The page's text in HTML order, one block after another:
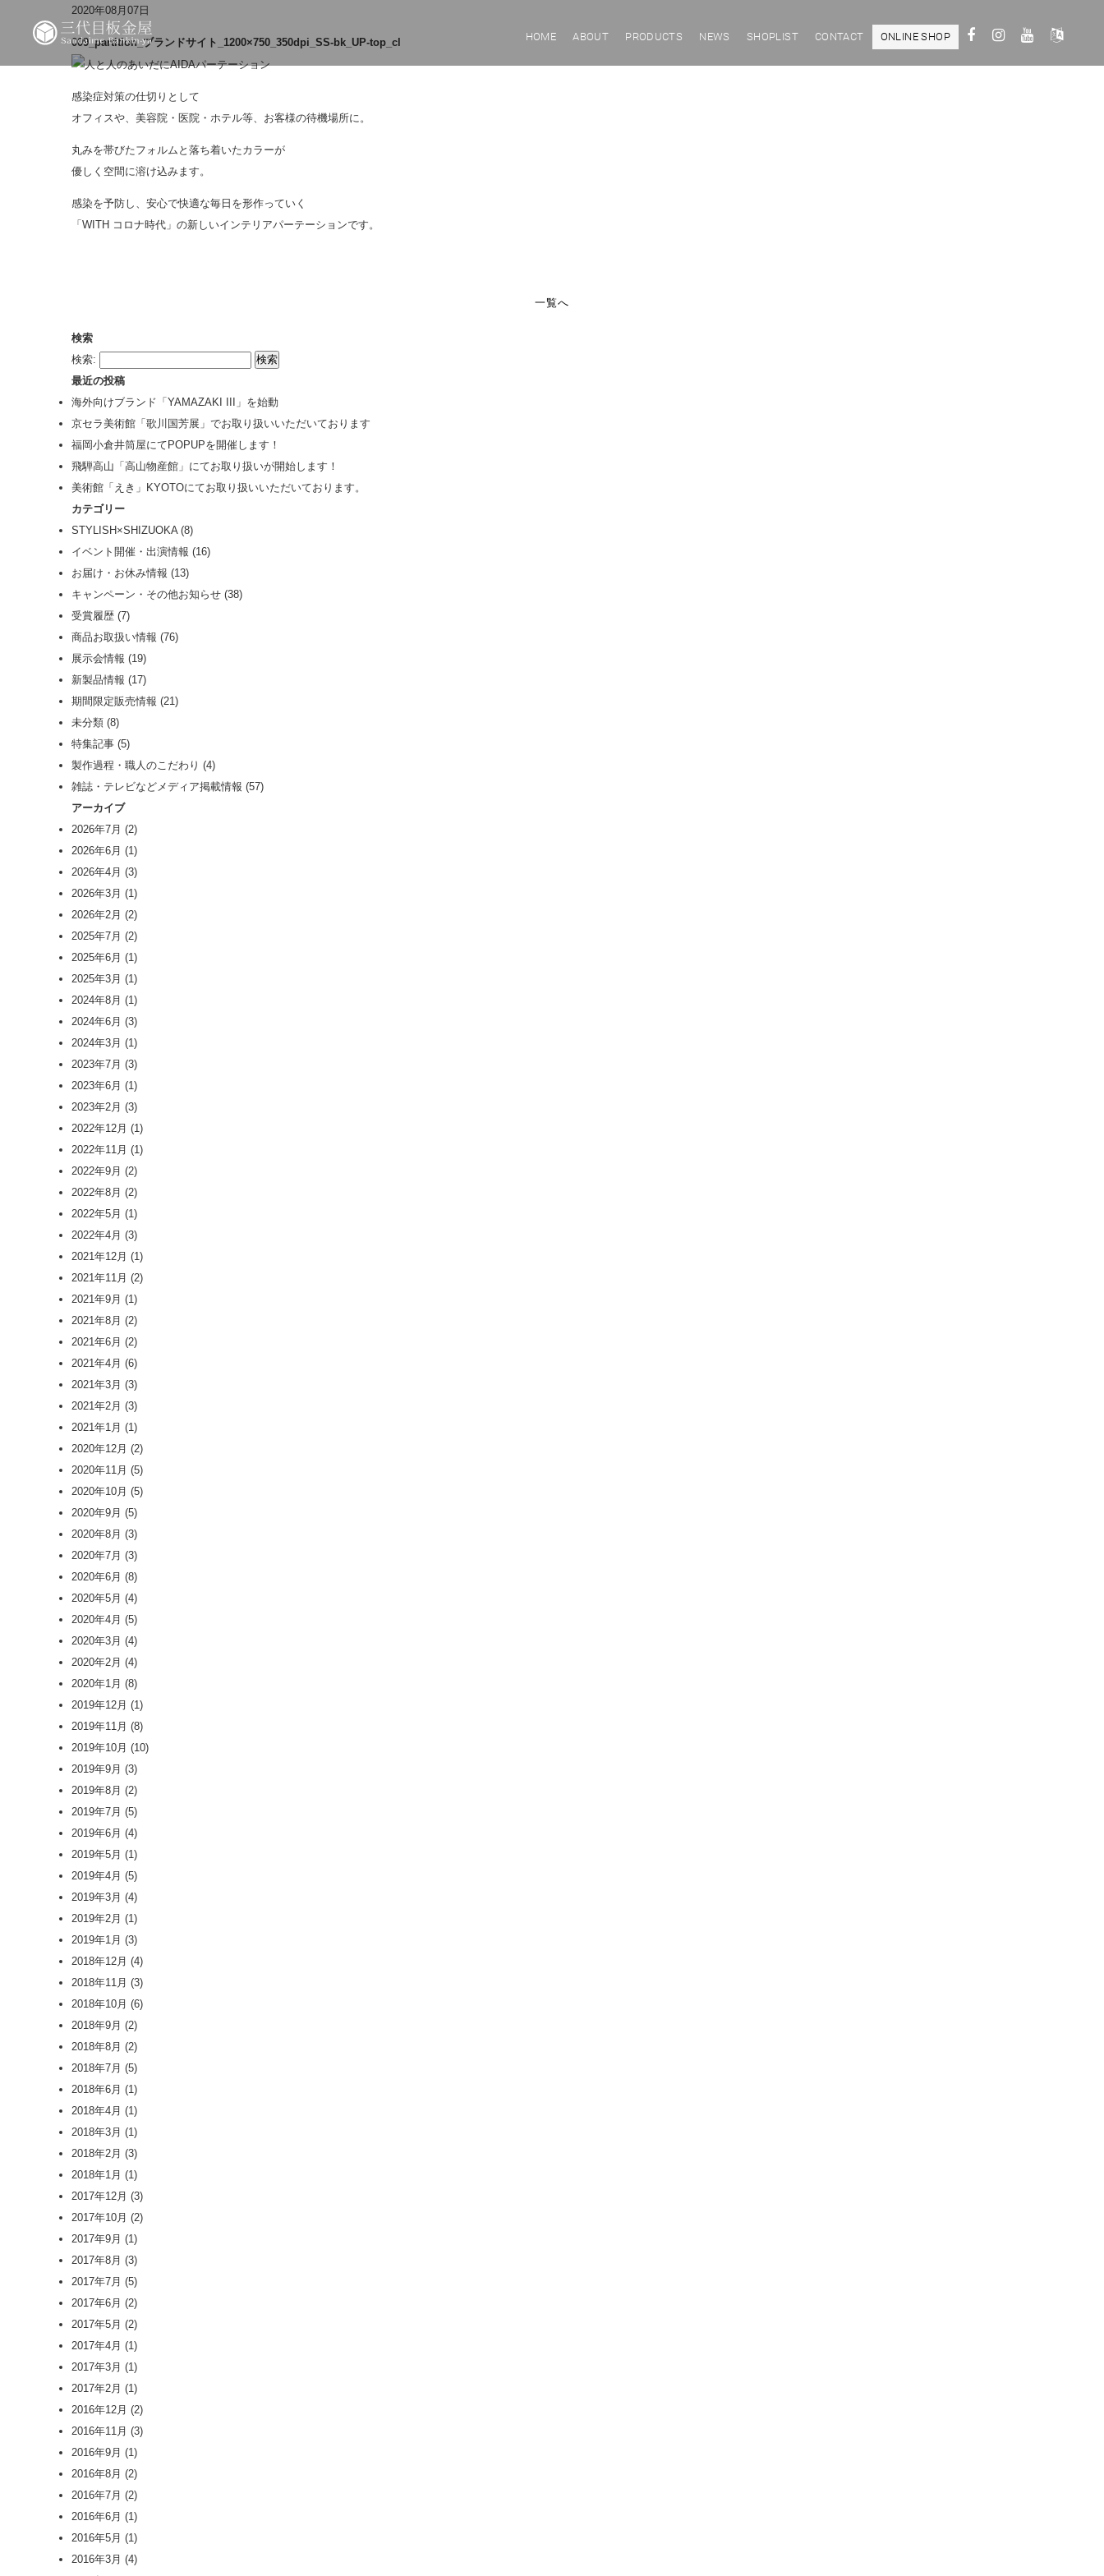
HOME ABOUT PRODUCTS NEWS SHOPLIST CONTACT ONLINE SHOP
2020年08月07日
009_partition_ブランドサイト_1200×750_350dpi_SS-bk_UP-top_cl
感染症対策の仕切りとして
オフィスや、美容院・医院・ホテル等、お客様の待機場所に。
丸みを帯びたフォルムと落ち着いたカラーが
優しく空間に溶け込みます。
感染を予防し、安心で快適な毎日を形作っていく
「WITH コロナ時代」の新しいインテリアパーテーションです。
一覧へ
検索
検索:
最近の投稿
海外向けブランド「YAMAZAKI III」を始動
京セラ美術館「歌川国芳展」でお取り扱いいただいております
福岡小倉井筒屋にてPOPUPを開催します！
飛騨高山「高山物産館」にてお取り扱いが開始します！
美術館「えき」KYOTOにてお取り扱いいただいております。
カテゴリー
STYLISH×SHIZUOKA (8)
イベント開催・出演情報 (16)
お届け・お休み情報 (13)
キャンペーン・その他お知らせ (38)
受賞履歴 (7)
商品お取扱い情報 (76)
展示会情報 (19)
新製品情報 (17)
期間限定販売情報 (21)
未分類 (8)
特集記事 (5)
製作過程・職人のこだわり (4)
雑誌・テレビなどメディア掲載情報 (57)
アーカイブ
2026年7月 (2)
2026年6月 (1)
2026年4月 (3)
2026年3月 (1)
2026年2月 (2)
2025年7月 (2)
2025年6月 (1)
2025年3月 (1)
2024年8月 (1)
2024年6月 (3)
2024年3月 (1)
2023年7月 (3)
2023年6月 (1)
2023年2月 (3)
2022年12月 (1)
2022年11月 (1)
2022年9月 (2)
2022年8月 (2)
2022年5月 (1)
2022年4月 (3)
2021年12月 (1)
2021年11月 (2)
2021年9月 (1)
2021年8月 (2)
2021年6月 (2)
2021年4月 (6)
2021年3月 (3)
2021年2月 (3)
2021年1月 (1)
2020年12月 (2)
2020年11月 (5)
2020年10月 (5)
2020年9月 (5)
2020年8月 (3)
2020年7月 (3)
2020年6月 (8)
2020年5月 (4)
2020年4月 (5)
2020年3月 (4)
2020年2月 (4)
2020年1月 (8)
2019年12月 (1)
2019年11月 (8)
2019年10月 (10)
2019年9月 (3)
2019年8月 (2)
2019年7月 (5)
2019年6月 (4)
2019年5月 (1)
2019年4月 (5)
2019年3月 (4)
2019年2月 (1)
2019年1月 (3)
2018年12月 (4)
2018年11月 (3)
2018年10月 (6)
2018年9月 (2)
2018年8月 (2)
2018年7月 (5)
2018年6月 (1)
2018年4月 (1)
2018年3月 (1)
2018年2月 (3)
2018年1月 (1)
2017年12月 (3)
2017年10月 (2)
2017年9月 (1)
2017年8月 (3)
2017年7月 (5)
2017年6月 (2)
2017年5月 (2)
2017年4月 (1)
2017年3月 (1)
2017年2月 (1)
2016年12月 (2)
2016年11月 (3)
2016年9月 (1)
2016年8月 (2)
2016年7月 (2)
2016年6月 (1)
2016年5月 (1)
2016年3月 (4)